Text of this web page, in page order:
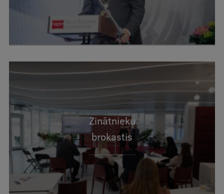
Kvalifikācijas atbilstības pārbaude
Pētniecība
Zinātniskie institūti un laboratorijas
Pētniecības datu pārvaldība
RSU zinātnes portāls
Zinātnes ietekme
Pētniecības platformas
Doktorantūras skola
Zinātnieku
brokastis